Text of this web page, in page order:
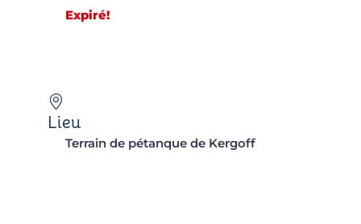
Expiré!
Lieu
Terrain de pétanque de Kergoff